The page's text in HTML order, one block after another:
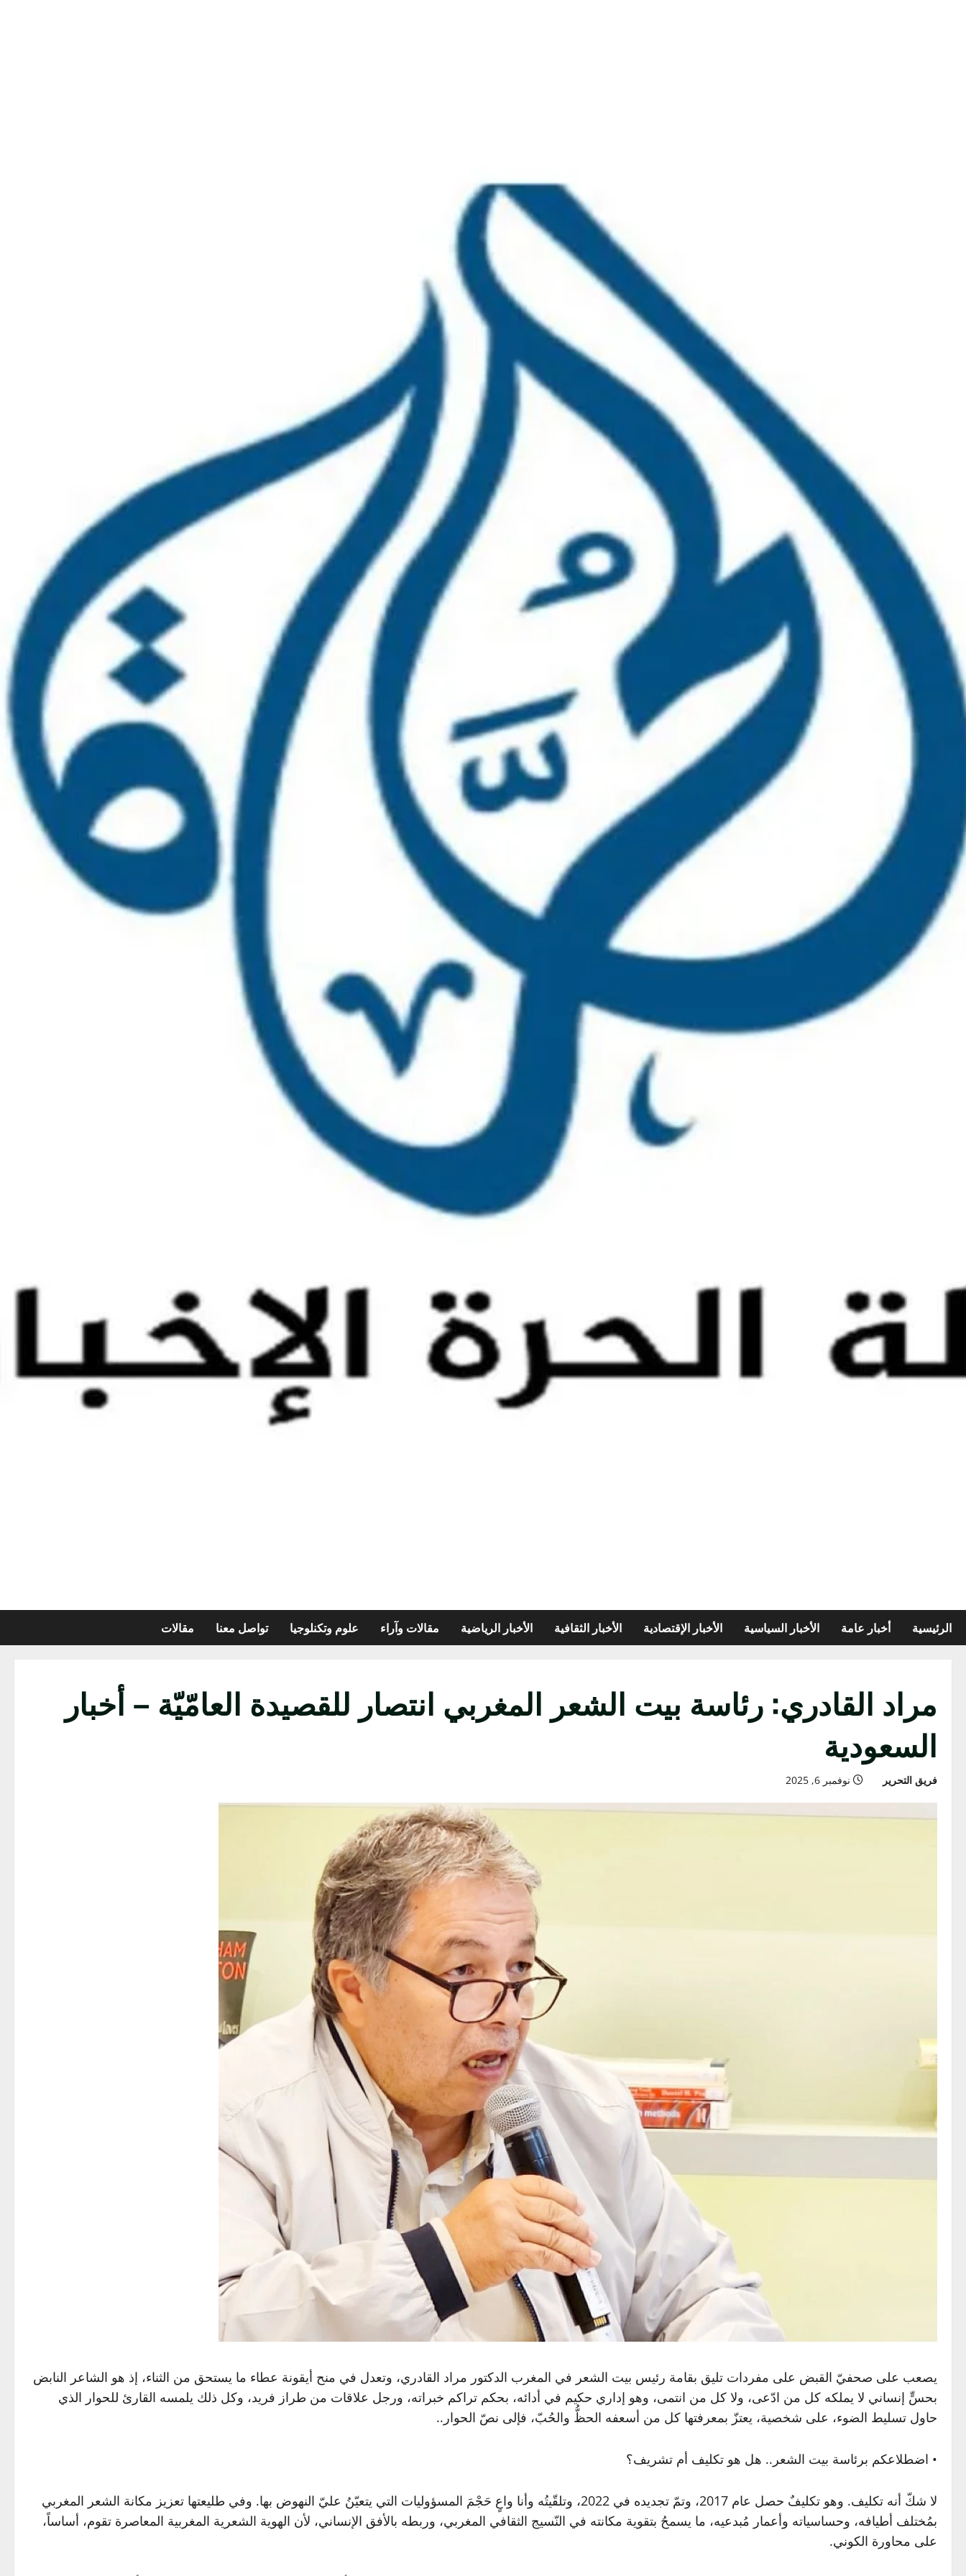
الرئيسية أخبار عامة الأخبار السياسية الأخبار الإقتصادية الأخبار الثقافية الأخبار الرياضية مقالات وآراء علوم وتكنلوجيا تواصل معنا مقالات
مراد القادري: رئاسة بيت الشعر المغربي انتصار للقصيدة العامّيّة – أخبار
السعودية
فريق التحرير نوفمبر 6, 2025
يصعب على صحفيّ القبض على مفردات تليق بقامة رئيس بيت الشعر في المغرب الدكتور مراد القادري، وتعدل في منح أيقونة عطاء ما يستحق من الثناء، إذ هو الشاعر النابض
بحسٍّ إنساني لا يملكه كل من ادّعى، ولا كل من انتمى، وهو إداري حكيم في أدائه، بحكم تراكم خبراته، ورجل علاقات من طراز فريد، وكل ذلك يلمسه القارئ للحوار الذي
حاول تسليط الضوء، على شخصية، يعتزّ بمعرفتها كل من أسعفه الحظُّ والحُبّ، فإلى نصّ الحوار..
• اضطلاعكم برئاسة بيت الشعر.. هل هو تكليف أم تشريف؟
لا شكّ أنه تكليف. وهو تكليفٌ حصل عام 2017، وتمّ تجديده في 2022، وتلقّيتُه وأنا واعٍ حَجْمَ المسؤوليات التي يتعيّنُ عليّ النهوض بها. وفي طليعتها تعزيز مكانة الشعر المغربي
بمُختلف أطيافه، وحساسياته وأعمار مُبدعيه، ما يسمحُ بتقوية مكانته في النّسيج الثقافي المغربي، وربطه بالأفق الإنساني، لأن الهوية الشعرية المغربية المعاصرة تقوم، أساساً،
على محاورة الكوني.